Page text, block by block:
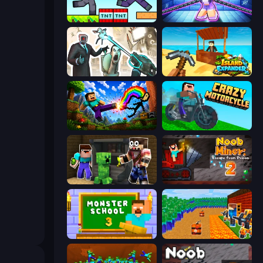
Noob Gigachad: Parkour Tricks Challenge Mini Mine
Skibidi Toilets: Infection Island Expander
Noob: Wall Crusher Crazy Motorcycle
Noob Trolls Pro Noob Miner 2: Escape From Prison
Monster School 3 Noob Tower Defense